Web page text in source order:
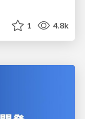
1 4.8k